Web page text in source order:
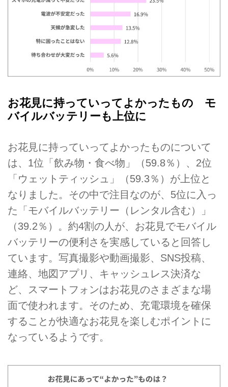
お花見に持っていってよかったもの モ
バイルバッテリーも上位に
お花見に持っていってよかったものについて
は、1位「飲み物・食べ物」（59.8％）、2位
「ウェットティッシュ」（59.3％）が上位と
なりました。その中で注目なのが、5位に入っ
た「モバイルバッテリー（レンタル含む）」
（39.2％）。約4割の人が、お花見でモバイル
バッテリーの便利さを実感していると回答し
ています。写真撮影や動画撮影、SNS投稿、
連絡、地図アプリ、キャッシュレス決済な
ど、スマートフォンはお花見のさまざまな場
面で使われます。そのため、充電環境を確保
することが快適なお花見を楽しむポイントに
なっているようです。